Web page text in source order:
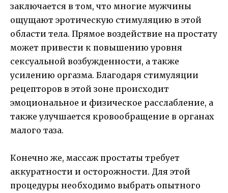
заключается в том, что многие мужчины
ощущают эротическую стимуляцию в этой
области тела. Прямое воздействие на простату
может привести к повышению уровня
сексуальной возбужденности, а также
усилению оргазма. Благодаря стимуляции
рецепторов в этой зоне происходит
эмоциональное и физическое расслабление, а
также улучшается кровообращение в органах
малого таза.
Конечно же, массаж простаты требует
аккуратности и осторожности. Для этой
процедуры необходимо выбрать опытного